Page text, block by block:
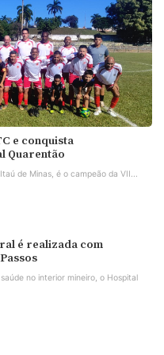
e conquista
Quarentão
de Minas, é o campeão da VII...
é realizada com
no interior mineiro, o Hospital